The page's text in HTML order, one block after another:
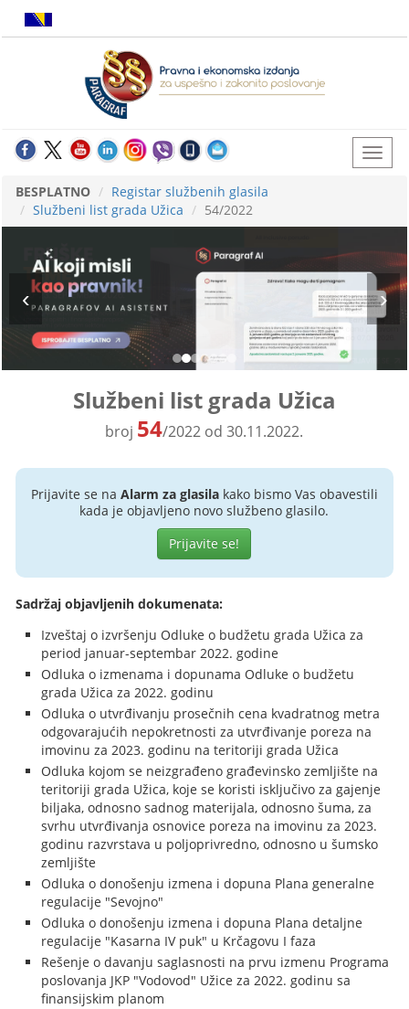
BESPLATNO
Registar službenih glasila
Službeni list grada Užica
54/2022
Službeni list grada Užica
broj 54/2022 od 30.11.2022.
Prijavite se na Alarm za glasilakako bismo Vas obavestili
kada je objavljeno novo službeno glasilo.
Prijavite se!
Sadržaj objavljenih dokumenata:
Izveštaj o izvršenju Odluke o budžetu grada Užica za
period januar-septembar 2022. godine
Odluka o izmenama i dopunama Odluke o budžetu
grada Užica za 2022. godinu
Odluka o utvrđivanju prosečnih cena kvadratnog metra
odgovarajućih nepokretnosti za utvrđivanje poreza na
imovinu za 2023. godinu na teritoriji grada Užica
Odluka kojom se neizgrađeno građevinsko zemljište na
teritoriji grada Užica, koje se koristi isključivo za gajenje
biljaka, odnosno sadnog materijala, odnosno šuma, za
svrhu utvrđivanja osnovice poreza na imovinu za 2023.
godinu razvrstava u poljoprivredno, odnosno u šumsko
zemljište
Odluka o donošenju izmena i dopuna Plana generalne
regulacije "Sevojno"
Odluka o donošenju izmena i dopuna Plana detaljne
regulacije "Kasarna IV puk" u Krčagovu I faza
Rešenje o davanju saglasnosti na prvu izmenu Programa
poslovanja JKP "Vodovod" Užice za 2022. godinu sa
finansijskim planom